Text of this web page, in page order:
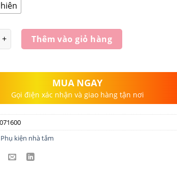
Thêm vào giỏ hàng
MUA NGAY
Gọi điện xác nhận và giao hàng tận nơi
Phụ kiện nhà tắm